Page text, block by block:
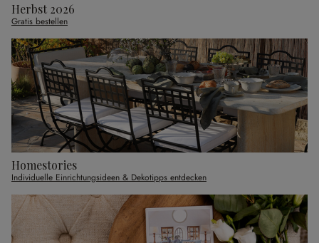
Herbst 2026
Gratis bestellen
Homestories
Individuelle Einrichtungsideen & Dekotipps entdecken